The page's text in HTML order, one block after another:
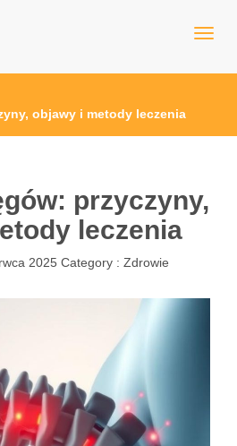
objawy i metody leczenia
przyczyny,
leczenia
2025 Category : Zdrowie